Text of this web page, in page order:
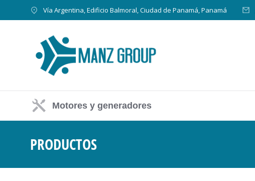
Vía Argentina, Edificio Balmoral, Ciudad de Panamá, Panamá
Motores y generadores
PRODUCTOS